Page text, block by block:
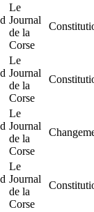
Le
Journal
de la
Corse
Le
Journal
de la
Corse
Le
Journal
de la
Corse
Le
Journal
de la
Corse